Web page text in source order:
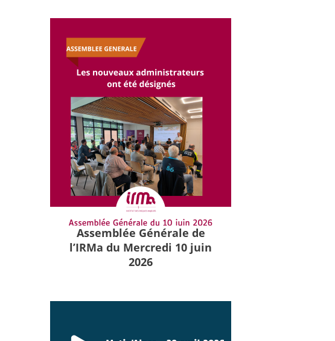
Assemblée Générale de
l’IRMa du Mercredi 10 juin
2026